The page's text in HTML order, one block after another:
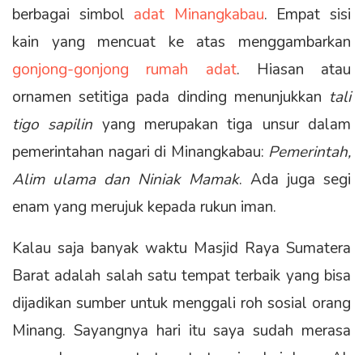
berbagai simbol adat Minangkabau. Empat sisi
kain yang mencuat ke atas menggambarkan
gonjong-gonjong rumah adat. Hiasan atau
ornamen setitiga pada dinding menunjukkan tali
tigo sapilin yang merupakan tiga unsur dalam
pemerintahan nagari di Minangkabau: Pemerintah,
Alim ulama dan Niniak Mamak. Ada juga segi
enam yang merujuk kepada rukun iman.
Kalau saja banyak waktu Masjid Raya Sumatera
Barat adalah salah satu tempat terbaik yang bisa
dijadikan sumber untuk menggali roh sosial orang
Minang. Sayangnya hari itu saya sudah merasa